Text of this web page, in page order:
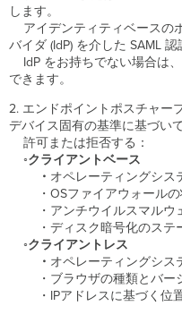
ュ
リ
テ
ィ
ロ
ー
カ
ー
デ
ー
タ
損
失
防
止
サ
します。
アイデンティティベースの
バイダ (IdP) を介した SAML 認
IdP をお持ちでない場合は
できます。
2. エンドポイントポスチャー
デバイス固有の基準に基づい
許可または拒否する：
◦クライアントベース
・ オペレーティングシス
・OSファイアウォールの
・アンチウイルスマルウ
・ディスク暗号化のステ
◦クライアントレス
・ オペレーティングシス
・ブラウザの種類とバー
・IPアドレスに基づく位